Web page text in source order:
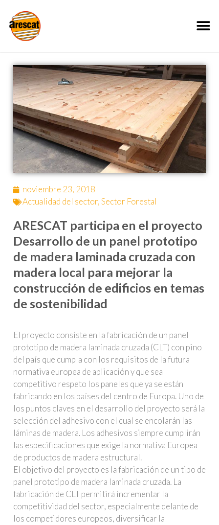
noviembre 23, 2018
Actualidad del sector,Sector Forestal
ARESCAT participa en el proyecto
Desarrollo de un panel prototipo
de madera laminada cruzada con
madera local para mejorar la
construcción de edificios en temas
de sostenibilidad
El proyecto consiste en la fabricación de un panel
prototipo de madera laminada cruzada (CLT) con pino
del país que cumpla con los requisitos de la futura
normativa europea de aplicación y que sea
competitivo respeto los paneles que ya se están
fabricando en los países del centro de Europa. Uno de
los puntos claves en el desarrollo del proyecto será la
selección del adhesivo con el cual se encolarán las
láminas de madera. Los adhesivos siempre cumplirán
las especificaciones que exige la normativa Europea
de productos de madera estructural.
El objetivo del proyecto es la fabricación de un tipo de
panel prototipo de madera laminada cruzada. La
fabricación de CLT permitirá incrementar la
competitividad del sector, especialmente delante de
los competidores europeos, diversificar la